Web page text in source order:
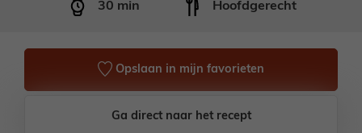
30minuten
min Hoofdgerecht
Opslaan in mijn favorieten
Ga direct naar het recept